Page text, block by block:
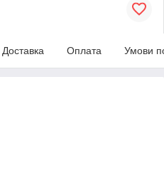
Доставка Оплата Умови